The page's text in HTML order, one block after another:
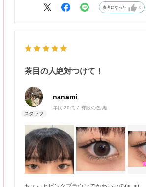
参考になった 0
茶目の人絶対つけて！
nanami
年代:20代 裸眼の色:黒